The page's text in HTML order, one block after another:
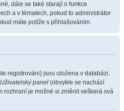
dále se také starají o funkce
a v tématech, pokud to administrátor
máte potíže s přihlašováním.
registrováni) jsou uložena v databázi.
Uživatelský panel (obvykle se nachází
rozhraní je možné si změnit veškerá svá